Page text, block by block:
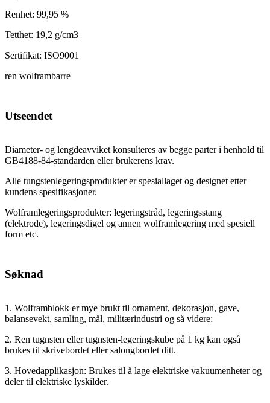
Renhet: 99,95 %
Tetthet: 19,2 g/cm3
Sertifikat: ISO9001
ren wolframbarre
Utseendet
Diameter- og lengdeavviket konsulteres av begge parter i henhold til
GB4188-84-standarden eller brukerens krav.
Alle tungstenlegeringsprodukter er spesiallaget og designet etter
kundens spesifikasjoner.
Wolframlegeringsprodukter: legeringstråd, legeringsstang
(elektrode), legeringsdigel og annen wolframlegering med spesiell
form etc.
Søknad
1. Wolframblokk er mye brukt til ornament, dekorasjon, gave,
balansevekt, samling, mål, militærindustri og så videre;
2. Ren tugnsten eller tugnsten-legeringskube på 1 kg kan også
brukes til skrivebordet eller salongbordet ditt.
3. Hovedapplikasjon: Brukes til å lage elektriske vakuumenheter og
deler til elektriske lyskilder.